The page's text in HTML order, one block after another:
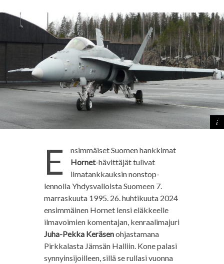
E
nsimmäiset Suomen hankkimat
Hornet-hävittäjät tulivat
ilmatankkauksin nonstop-
lennolla Yhdysvalloista Suomeen 7.
marraskuuta 1995. 26. huhtikuuta 2024
ensimmäinen Hornet lensi eläkkeelle
ilmavoimien komentajan, kenraalimajuri
Juha-Pekka Keräsenohjastamana
Pirkkalasta Jämsän Halliin. Kone palasi
synnyinsijoilleen, sillä se rullasi vuonna